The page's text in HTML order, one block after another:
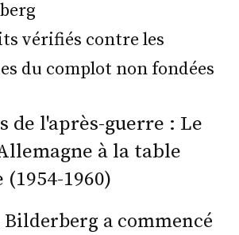
vérifiés contre les
du complot non fondées
de l'après-guerre : Le
à la table
1960)
a commencé